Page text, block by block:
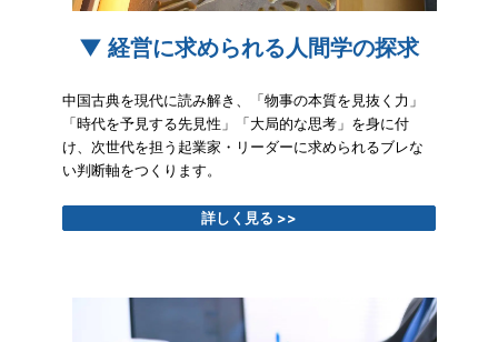
▼ 経営に求められる人間学の探求
中国古典を現代に読み解き、「物事の本質を見抜く力」
「時代を予見する先見性」「大局的な思考」を身に付
け、次世代を担う起業家・リーダーに求められるブレな
い判断軸をつくります。
詳しく見る >>